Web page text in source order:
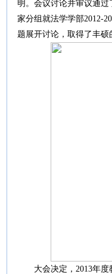
明。 会议讨论并审议通过
家分组就法学学部2012-
题展开讨论，取得了丰硕
大会决定， 2013年度